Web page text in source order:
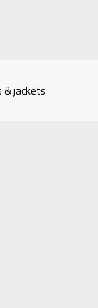
& jackets